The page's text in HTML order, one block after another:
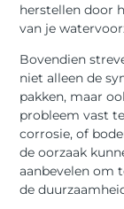
herstellen door
van je
Bovendien
niet alleen de
pakken, maar
probleem vast
corrosie, of
de oorzaak
aanbevelen om
de